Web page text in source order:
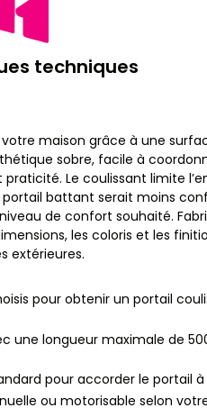
techniques
maison grâce à une
sobre, facile à
Le coulissant limite
battant serait moins
de confort souhaité.
les coloris et les
extérieures.
pour obtenir un portail
une longueur maximale de
pour accorder le portail
ou motorisable selon